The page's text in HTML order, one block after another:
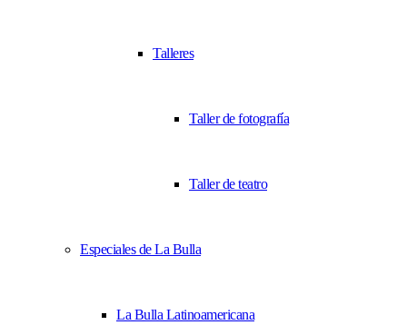
Talleres
Taller de fotografía
Taller de teatro
Especiales de La Bulla
La Bulla Latinoamericana